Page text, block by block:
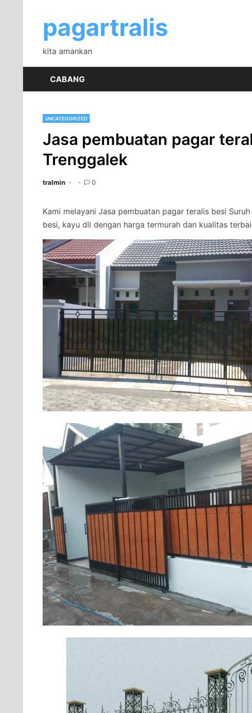
contentpagartralis
kita amankan
CABANG
UNCATEGORIZED
Jasa pembuatan pagar
Trenggalek
tralmin 0
Kami melayani Jasa pembuatan pagar teralis besi
besi, kayu dll dengan harga termurah dan kualitas